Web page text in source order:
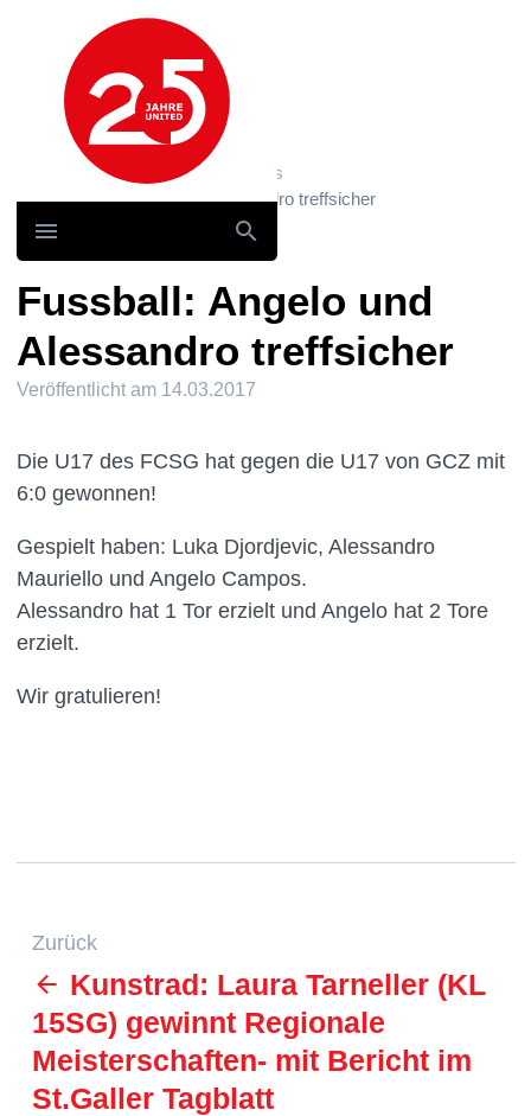
Hauptnavigation
News und Storys / News
Fussball: Angelo und Alessandro treffsicher
Fussball: Angelo und
Alessandro treffsicher
Veröffentlicht am 14.03.2017
Die U17 des FCSG hat gegen die U17 von GCZ mit
6:0 gewonnen!
Gespielt haben: Luka Djordjevic, Alessandro
Mauriello und Angelo Campos.
Alessandro hat 1 Tor erzielt und Angelo hat 2 Tore
erzielt.
Wir gratulieren!
Zurück
Kunstrad: Laura Tarneller (KL
15SG) gewinnt Regionale
Meisterschaften- mit Bericht im
St.Galler Tagblatt